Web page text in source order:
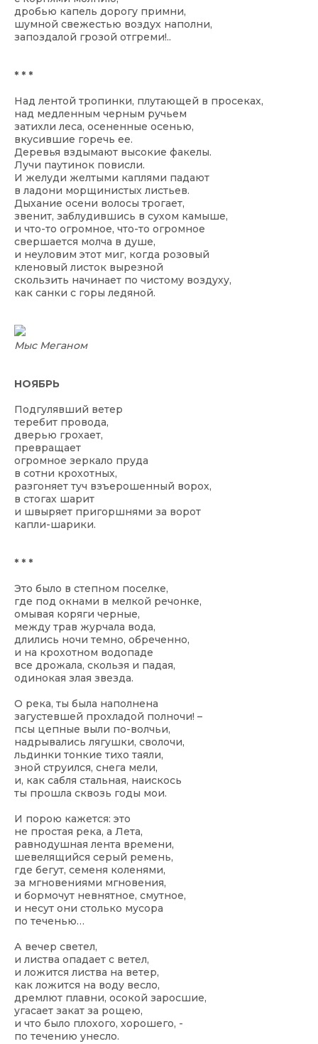
дробью капель дорогу примни,
шумной свежестью воздух наполни,
запоздалой грозой отгреми!..
* * *
Над лентой тропинки, плутающей в просеках,
над медленным черным ручьем
затихли леса, осененные осенью,
вкусившие горечь ее.
Деревья вздымают высокие факелы.
Лучи паутинок повисли.
И желуди желтыми каплями падают
в ладони морщинистых листьев.
Дыхание осени волосы трогает,
звенит, заблудившись в сухом камыше,
и что-то огромное, что-то огромное
свершается молча в душе,
и неуловим этот миг, когда розовый
кленовый листок вырезной
скользить начинает по чистому воздуху,
как санки с горы ледяной.
Мыс Меганом
НОЯБРЬ
Подгулявший ветер
теребит провода,
дверью грохает,
превращает
огромное зеркало пруда
в сотни крохотных,
разгоняет туч взъерошенный ворох,
в стогах шарит
и швыряет пригоршнями за ворот
капли-шарики.
* * *
Это было в степном поселке,
где под окнами в мелкой речонке,
омывая коряги черные,
между трав журчала вода,
длились ночи темно, обреченно,
и на крохотном водопаде
все дрожала, скользя и падая,
одинокая злая звезда.
О река, ты была наполнена
загустевшей прохладой полночи! –
псы цепные выли по-волчьи,
надрывались лягушки, сволочи,
льдинки тонкие тихо таяли,
зной струился, снега мели,
и, как сабля стальная, наискось
ты прошла сквозь годы мои.
И порою кажется: это
не простая река, а Лета,
равнодушная лента времени,
шевелящийся серый ремень,
где бегут, семеня коленями,
за мгновениями мгновения,
и бормочут невнятное, смутное,
и несут они столько мусора
по теченью…
А вечер светел,
и листва опадает с ветел,
и ложится листва на ветер,
как ложится на воду весло,
дремлют плавни, осокой заросшие,
угасает закат за рощею,
и что было плохого, хорошего, -
по течению унесло.